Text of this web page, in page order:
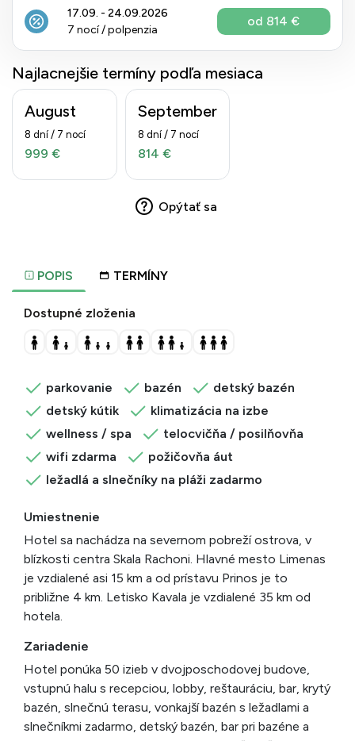
POPIS TERMÍNY
Dostupné zloženia
parkovanie bazén
detský bazén
detský kútik
klimatizácia na izbe
wellness / spa
telocvičňa / posilňovňa
wifi zdarma
požičovňa áut
ležadlá a slnečníky na pláži zadarmo
Umiestnenie
Hotel sa nachádza na severnom pobreží ostrova, v
blízkosti centra Skala Rachoni. Hlavné mesto Limenas
je vzdialené asi 15 km a od prístavu Prinos je to
približne 4 km. Letisko Kavala je vzdialené 35 km od
hotela.
Zariadenie
Hotel ponúka 50 izieb v dvojposchodovej budove,
vstupnú halu s recepciou, lobby, reštauráciu, bar, krytý
bazén, slnečnú terasu, vonkajší bazén s ležadlami a
slnečníkmi zadarmo, detský bazén, bar pri bazéne a
17.09. - 24.09.2026
7 nocí / polpenzia
od 814 €
Najlacnejšie termíny podľa mesiaca
August
8 dní / 7 nocí
999 €
September
8 dní / 7 nocí
814 €
Opýtať sa